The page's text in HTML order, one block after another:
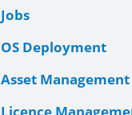
Jobs
OS Deployment
Asset Management
Licence